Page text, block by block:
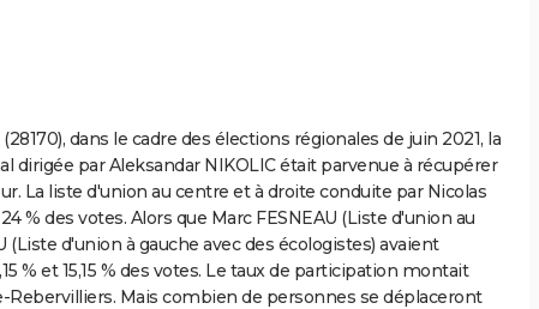
dans le cadre des élections régionales de juin 2021, la
dirigée par Aleksandar NIKOLIC était parvenue à récupérer
La liste d'union au centre et à droite conduite par Nicolas
% des votes. Alors que Marc FESNEAU (Liste d'union au
(Liste d'union à gauche avec des écologistes) avaient
% et 15,15 % des votes. Le taux de participation montait
Rebervilliers. Mais combien de personnes se déplaceront